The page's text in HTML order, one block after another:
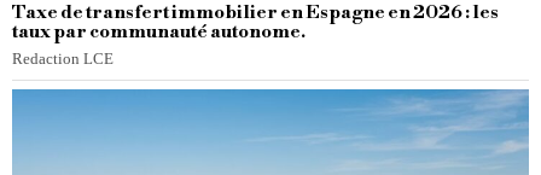
Taxe de transfert immobilier en Espagne en 2026 : les
taux par communauté autonome.
Redaction LCE